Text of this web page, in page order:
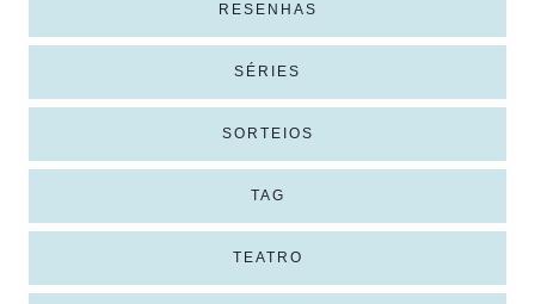
RESENHAS
SÉRIES
SORTEIOS
TAG
TEATRO